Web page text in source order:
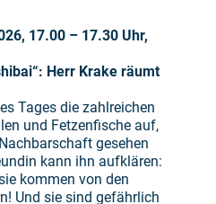
17.00 – 17.30 Uhr,
Herr Krake räumt
Tages die zahlreichen
und Fetzenfische auf,
gesehen
kann ihn aufklären:
kommen von den
Und sie sind gefährlich